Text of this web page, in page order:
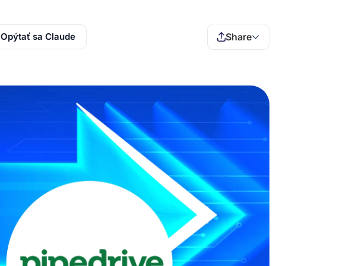
Opýtať sa Claude Share